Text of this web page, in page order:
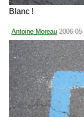
Blanc !
Antoine Moreau 2006-